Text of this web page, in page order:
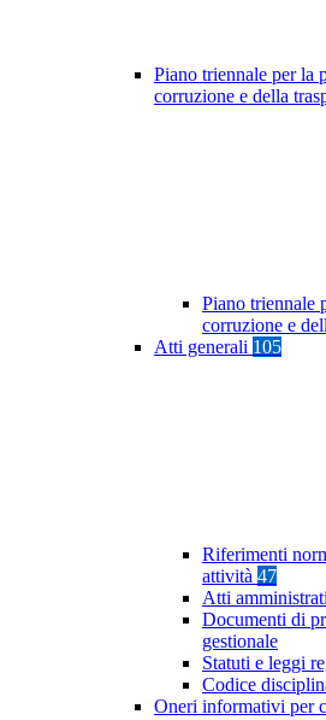
Piano triennale per la
corruzione e della
Piano triennale
corruzione e
Atti generali 105
Riferimenti
attività 47
Atti
Documenti di
gestionale
Statuti e leggi
Codice
Oneri informativi per